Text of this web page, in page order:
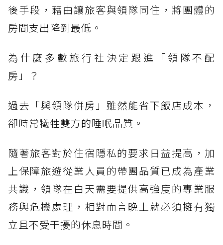
後手段，藉由讓旅客與領隊同住，將團體的
房間支出降到最低。
為什麼多數旅行社決定跟進「領隊不配
房」？
過去「與領隊併房」雖然能省下飯店成本，
卻時常犧牲雙方的睡眠品質。
隨著旅客對於住宿隱私的要求日益提高，加
上保障旅遊從業人員的帶團品質已成為產業
共識，領隊在白天需要提供高強度的專業服
務與危機處理，相對而言晚上就必須擁有獨
立且不受干擾的休息時間。